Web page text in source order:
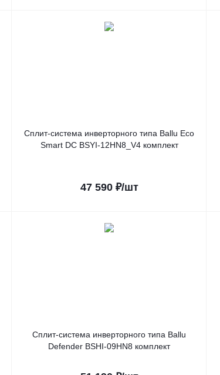
Сплит-система инверторного типа Ballu Eco
Smart DC BSYI-12HN8_V4 комплект
47 590₽/шт
Сплит-система инверторного типа Ballu
Defender BSHI-09HN8 комплект